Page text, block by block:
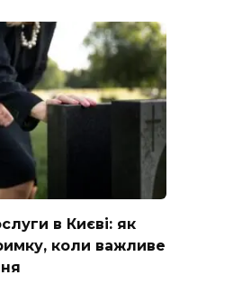
в Києві: як
коли важливе